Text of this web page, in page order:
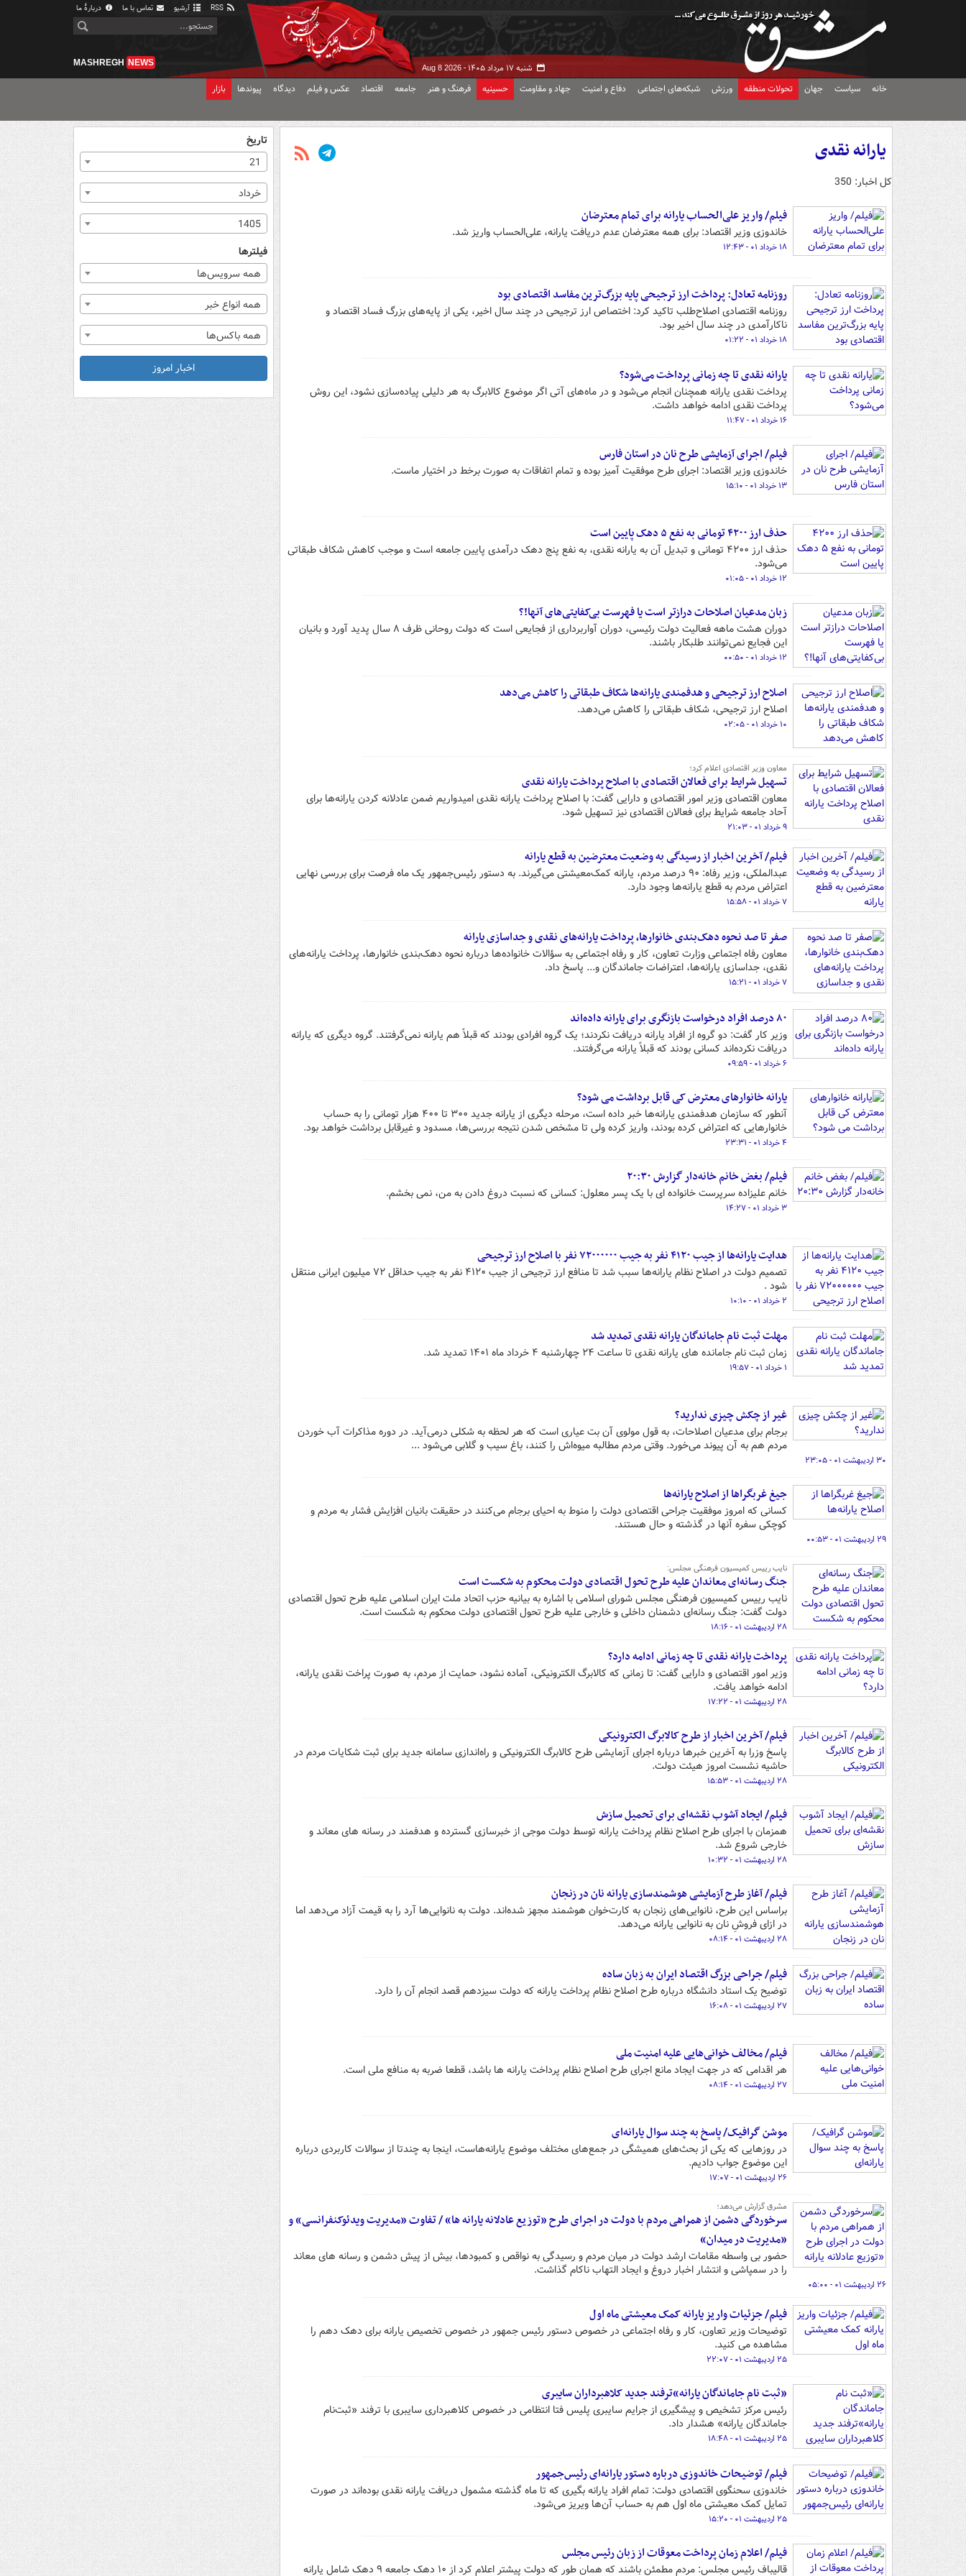
آرشیو تماس با ما دربارهٔ ما
شنبه ۱۷ مرداد ۱۴۰۵ - Aug 8 2026
MASHREGH NEWS
خانه سیاست جهان تحولات منطقه ورزش شبکه‌های اجتماعی دفاع و امنیت جهاد و مقاومت حسینیه فرهنگ و هنر جامعه اقتصاد عکس و فیلم دیدگاه پیوندها بازار
یارانه نقدی
کل اخبار: 350
فیلم/ واریز علی‌الحساب یارانه برای تمام معترضان
خاندوزی وزیر اقتصاد: برای همه معترضان عدم دریافت یارانه، علی‌الحساب واریز شد.
۱۸ خرداد ۰۱ - ۱۲:۴۳
روزنامه تعادل: پرداخت ارز ترجیحی پایه بزرگ‌ترین مفاسد اقتصادی بود
روزنامه اقتصادی اصلاح‌طلب تاکید کرد: اختصاص ارز ترجیحی در چند سال اخیر، یکی از پایه‌های بزرگ فساد اقتصاد و
ناکارآمدی در چند سال اخیر بود.
۱۸ خرداد ۰۱ - ۰۱:۲۲
یارانه نقدی تا چه زمانی پرداخت می‌شود؟
پرداخت نقدی یارانه همچنان انجام می‌شود و در ماه‌های آتی اگر موضوع کالابرگ به هر دلیلی پیاده‌سازی نشود، این روش
پرداخت نقدی ادامه خواهد داشت.
۱۶ خرداد ۰۱ - ۱۱:۴۷
فیلم/ اجرای آزمایشی طرح نان در استان فارس
خاندوزی وزیر اقتصاد: اجرای طرح موفقیت آمیز بوده و تمام اتفاقات به صورت برخط در اختیار ماست.
۱۳ خرداد ۰۱ - ۱۵:۱۰
حذف ارز ۴۲۰۰ تومانی به نفع ۵ دهک پایین است
حذف ارز ۴۲۰۰ تومانی و تبدیل آن به یارانه نقدی، به نفع پنج دهک درآمدی پایین جامعه است و موجب کاهش شکاف طبقاتی
می‌شود.
۱۲ خرداد ۰۱ - ۰۱:۰۵
زبان مدعیان اصلاحات درازتر است یا فهرست بی‌کفایتی‌های آنها!؟
دوران هشت ماهه فعالیت دولت رئیسی، دوران آواربرداری از فجایعی است که دولت روحانی ظرف ۸ سال پدید آورد و بانیان
این فجایع نمی‌توانند طلبکار باشند.
۱۲ خرداد ۰۱ - ۰۰:۵۰
اصلاح ارز ترجیحی و هدفمندی یارانه‌ها شکاف طبقاتی را کاهش می‌دهد
اصلاح ارز ترجیحی، شکاف طبقاتی را کاهش می‌دهد.
۱۰ خرداد ۰۱ - ۰۲:۰۵
معاون وزیر اقتصادی اعلام کرد؛
تسهیل شرایط برای فعالان اقتصادی با اصلاح پرداخت یارانه نقدی
معاون اقتصادی وزیر امور اقتصادی و دارایی گفت: با اصلاح پرداخت یارانه نقدی امیدواریم ضمن عادلانه کردن یارانه‌ها برای
آحاد جامعه شرایط برای فعالان اقتصادی نیز تسهیل شود.
۹ خرداد ۰۱ - ۲۱:۰۳
فیلم/ آخرین اخبار از رسیدگی به وضعیت معترضین به قطع یارانه
عبدالملکی، وزیر رفاه: ۹۰ درصد مردم، یارانه کمک‌معیشتی می‌گیرند. به دستور رئیس‌جمهور یک ماه فرصت برای بررسی نهایی
اعتراض مردم به قطع یارانه‌ها وجود دارد.
۷ خرداد ۰۱ - ۱۵:۵۸
صفر تا صد نحوه دهک‌بندی خانوارها، پرداخت یارانه‌های نقدی و جداسازی یارانه
معاون رفاه اجتماعی وزارت تعاون، کار و رفاه اجتماعی به سؤالات خانواده‌ها درباره نحوه دهک‌بندی خانوارها، پرداخت یارانه‌های
نقدی، جداسازی یارانه‌ها، اعتراضات جاماندگان و... پاسخ داد.
۷ خرداد ۰۱ - ۱۵:۲۱
۸۰ درصد افراد درخواست بازنگری برای یارانه داده‌اند
وزیر کار گفت: دو گروه از افراد یارانه دریافت نکردند؛ یک گروه افرادی بودند که قبلاً هم یارانه نمی‌گرفتند. گروه دیگری که یارانه
دریافت نکرده‌اند کسانی بودند که قبلاً یارانه می‌گرفتند.
۶ خرداد ۰۱ - ۰۹:۵۹
یارانه خانوارهای معترض کی قابل برداشت می ‌شود؟
آنطور که سازمان هدفمندی یارانه‌ها خبر داده است، مرحله دیگری از یارانه جدید ۳۰۰ تا ۴۰۰ هزار تومانی را به حساب
خانوارهایی که اعتراض کرده بودند، واریز کرده ولی تا مشخص شدن نتیجه بررسی‌ها، مسدود و غیرقابل برداشت خواهد بود.
۴ خرداد ۰۱ - ۲۳:۳۱
فیلم/ بغض خانم خانه‌دار گزارش ۲۰:۳۰
خانم علیزاده سرپرست خانواده ای با یک پسر معلول: کسانی که نسبت دروغ دادن به من، نمی بخشم.
۳ خرداد ۰۱ - ۱۴:۲۷
هدایت یارانه‌ها از جیب ۴۱۲۰ نفر به جیب ۷۲۰۰۰۰۰۰ ‌نفر با اصلاح ارز ترجیحی
تصمیم دولت در اصلاح نظام یارانه‌ها سبب شد تا منافع ارز ترجیحی از جیب ۴۱۲۰ نفر به جیب حداقل ۷۲ میلیون ایرانی منتقل
شود .
۲ خرداد ۰۱ - ۱۰:۱۰
مهلت ثبت نام جاماندگان یارانه نقدی تمدید شد
زمان ثبت نام جامانده های یارانه نقدی تا ساعت ۲۴ چهارشنبه ۴ خرداد ماه ۱۴۰۱ تمدید شد.
۱ خرداد ۰۱ - ۱۹:۵۷
غیر از چکش چیزی ندارید؟
برجام برای مدعیان اصلاحات، به قول مولوی آن بت عیاری است که هر لحظه به شکلی درمی‌آید. در دوره مذاکرات آب خوردن
مردم هم به آن پیوند می‌خورد. وقتی مردم مطالبه میوه‌اش را کنند، باغ سیب و گلابی می‌شود ...
۳۰ اردیبهشت ۰۱ - ۲۳:۰۵
جیغ غربگراها از اصلاح یارانه‌ها
کسانی که امروز موفقیت جراحی اقتصادی دولت را منوط به احیای برجام می‌کنند در حقیقت بانیان افزایش فشار به مردم و
کوچکی سفره آنها در گذشته و حال هستند.
۲۹ اردیبهشت ۰۱ - ۰۰:۵۳
نایب رییس کمیسیون فرهنگی مجلس:
جنگ رسانه‌ای معاندان علیه طرح تحول اقتصادی دولت محکوم به شکست است
نایب رییس کمیسیون فرهنگی مجلس شورای اسلامی با اشاره به بیانیه حزب اتحاد ملت ایران اسلامی علیه طرح تحول اقتصادی
دولت گفت: جنگ رسانه‌ای دشمنان داخلی و خارجی علیه طرح تحول اقتصادی دولت محکوم به شکست است.
۲۸ اردیبهشت ۰۱ - ۱۸:۱۶
پرداخت یارانه نقدی تا چه زمانی ادامه دارد؟
وزیر امور اقتصادی و دارایی گفت: تا زمانی که کالابرگ الکترونیکی، آماده نشود، حمایت از مردم، به صورت پراخت نقدی یارانه،
ادامه خواهد یافت.
۲۸ اردیبهشت ۰۱ - ۱۷:۲۲
فیلم/ آخرین اخبار از طرح کالابرگ الکترونیکی
پاسخ وزرا به آخرین خبرها درباره اجرای آزمایشی طرح کالابرگ الکترونیکی و راه‌اندازی سامانه جدید برای ثبت شکایات مردم در
حاشیه نشست امروز هیئت دولت.
۲۸ اردیبهشت ۰۱ - ۱۵:۵۳
فیلم/ ایجاد آشوب نقشه‌ای برای تحمیل سازش
همزمان با اجرای طرح اصلاح نظام پرداخت یارانه توسط دولت موجی از خبرسازی گسترده و هدفمند در رسانه های معاند و
خارجی شروع شد.
۲۸ اردیبهشت ۰۱ - ۱۰:۳۲
فیلم/ آغاز طرح آزمایشی هوشمندسازی یارانه نان در زنجان
براساس این طرح، نانوایی‌های زنجان به کارت‌خوان هوشمند مجهز شده‌اند. دولت به نانوایی‌ها آرد را به قیمت آزاد می‌دهد اما
در ازای فروشِ نان به نانوایی یارانه می‌دهد.
۲۸ اردیبهشت ۰۱ - ۰۸:۱۴
فیلم/ جراحی بزرگ اقتصاد ایران به زبان ساده
توضیح یک استاد دانشگاه درباره طرح اصلاح نظام پرداخت یارانه که دولت سیزدهم قصد انجام آن را دارد.
۲۷ اردیبهشت ۰۱ - ۱۶:۰۸
فیلم/ مخالف خوانی‌هایی علیه امنیت ملی
هر اقدامی که در جهت ایجاد مانع اجرای طرح اصلاح نظام پرداخت یارانه ها باشد، قطعا ضربه به منافع ملی است.
۲۷ اردیبهشت ۰۱ - ۰۸:۱۴
موشن گرافیک/ پاسخ به چند سوال یارانه‌ای
در روزهایی که یکی از بحث‌های همیشگی در جمع‌های مختلف موضوع یارانه‌هاست، اینجا به چندتا از سوالات کاربردی درباره
این موضوع جواب دادیم.
۲۶ اردیبهشت ۰۱ - ۱۷:۰۷
مشرق گزارش می‌دهد؛
سرخوردگی دشمن از همراهی مردم با دولت در اجرای طرح «توزیع عادلانه یارانه ها» / تفاوت «مدیریت ویدئوکنفرانسی» و
«مدیریت در میدان»
حضور بی واسطه مقامات ارشد دولت در میان مردم و رسیدگی به نواقص و کمبودها، بیش از پیش دشمن و رسانه های معاند
را در سمپاشی و انتشار اخبار دروغ و ایجاد التهاب ناکام گذاشت.
۲۶ اردیبهشت ۰۱ - ۰۵:۰۰
فیلم/ جزئیات واریز یارانه کمک معیشتی ماه اول
توضیحات وزیر تعاون، کار و رفاه اجتماعی در خصوص دستور رئیس جمهور در خصوص تخصیص یارانه برای دهک دهم را
مشاهده می کنید.
۲۵ اردیبهشت ۰۱ - ۲۲:۰۷
«ثبت نام جاماندگان یارانه»ترفند جدید کلاهبرداران سایبری
رئیس مرکز تشخیص و پیشگیری از جرایم سایبری پلیس فتا انتظامی‌ در خصوص کلاهبرداری سایبری با ترفند «ثبت‌نام
جاماندگان یارانه» هشدار داد.
۲۵ اردیبهشت ۰۱ - ۱۸:۴۸
فیلم/ توضیحات خاندوزی درباره دستور یارانه‌ای رئیس‌جمهور
خاندوزی سحنگوی اقتصادی دولت: تمام افراد یارانه بگیری که تا ماه گذشته مشمول دریافت یارانه نقدی بوده‌اند در صورت
تمایل کمک معیشتی ماه اول هم به حساب آن‌ها ویریز می‌شود.
۲۵ اردیبهشت ۰۱ - ۱۵:۲۰
فیلم/ اعلام زمان پرداخت معوقات از زبان رئیس مجلس
قالیباف رئیس مجلس: مردم مطمئن باشند که همان طور که دولت پیشتر اعلام کرد از ۱۰ دهک جامعه ۹ دهک شامل یارانه
تاریخ
21
خرداد
1405
فیلترها
همه سرویس‌ها
همه انواع خبر
همه باکس‌ها
اخبار امروز